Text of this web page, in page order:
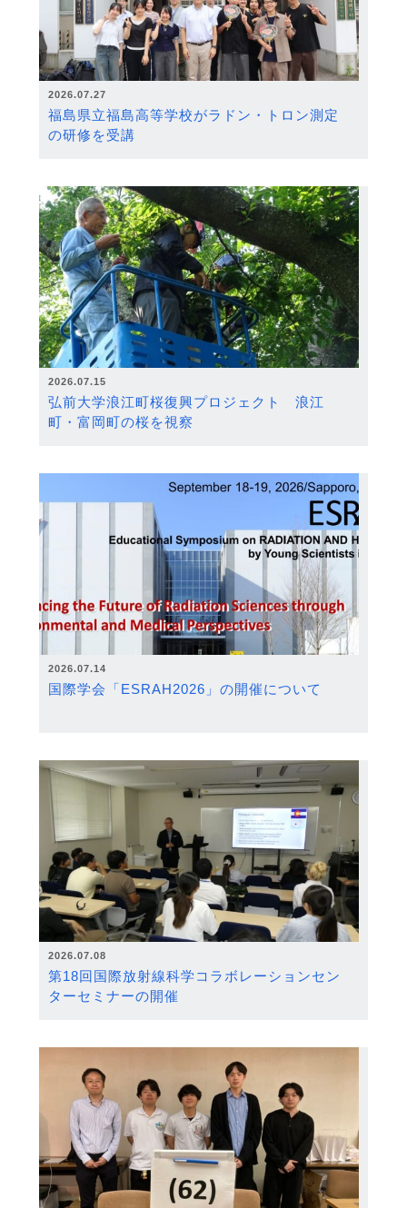
2026.07.27
福島県立福島高等学校がラドン・トロン測定
の研修を受講
2026.07.15
弘前大学浪江町桜復興プロジェクト 浪江
町・富岡町の桜を視察
2026.07.14
国際学会「ESRAH2026」の開催について
2026.07.08
第18回国際放射線科学コラボレーションセン
ターセミナーの開催